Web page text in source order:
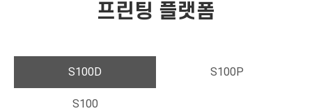
프린팅 플랫폼
S100D S100P
S100